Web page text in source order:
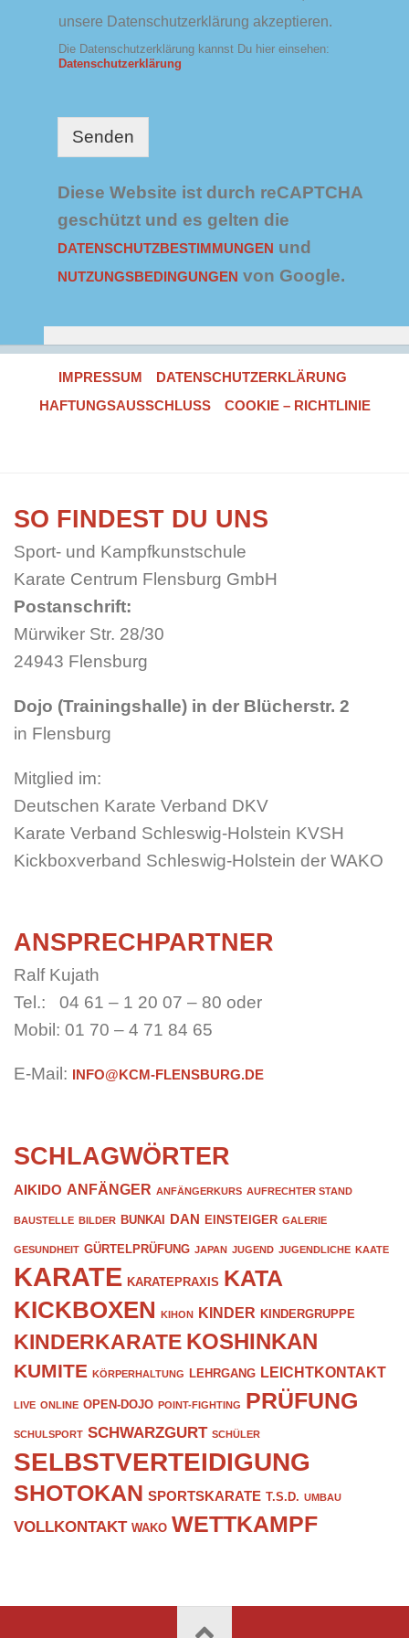
t
r
t
e
n
h
*
unsere Datenschutzerklärung akzeptieren.
Die Datenschutzerklärung kannst Du hier einsehen:
Datenschutzerklärung
Senden
Diese Website ist durch reCAPTCHA
geschützt und es gelten die
DATENSCHUTZBESTIMMUNGEN und
NUTZUNGSBEDINGUNGEN von Google.
IMPRESSUM
DATENSCHUTZERKLÄRUNG
HAFTUNGSAUSSCHLUSS
COOKIE – RICHTLINIE
SO FINDEST DU UNS
Sport- und Kampfkunstschule
Karate Centrum Flensburg GmbH
Postanschrift:
Mürwiker Str. 28/30
24943 Flensburg
Dojo (Trainingshalle) in der Blücherstr. 2
in Flensburg
Mitglied im:
Deutschen Karate Verband DKV
Karate Verband Schleswig-Holstein KVSH
Kickboxverband Schleswig-Holstein der WAKO
ANSPRECHPARTNER
Ralf Kujath
Tel.: 04 61 – 1 20 07 – 80 oder
Mobil: 01 70 – 4 71 84 65
E-Mail: INFO@KCM-FLENSBURG.DE
SCHLAGWÖRTER
AIKIDO ANFÄNGER ANFÄNGERKURS AUFRECHTER STAND
BAUSTELLE BILDER BUNKAI DAN EINSTEIGER GALERIE
GESUNDHEIT GÜRTELPRÜFUNG JAPAN JUGEND JUGENDLICHE KAATE
KARATE KARATEPRAXIS KATA
KICKBOXEN KIHON KINDER KINDERGRUPPE
KINDERKARATE KOSHINKAN
KUMITE KÖRPERHALTUNG LEHRGANG LEICHTKONTAKT
LIVE ONLINE OPEN-DOJO POINT-FIGHTING PRÜFUNG
SCHULSPORT SCHWARZGURT SCHÜLER
SELBSTVERTEIDIGUNG
SHOTOKAN SPORTSKARATE T.S.D. UMBAU
VOLLKONTAKT WAKO WETTKAMPF